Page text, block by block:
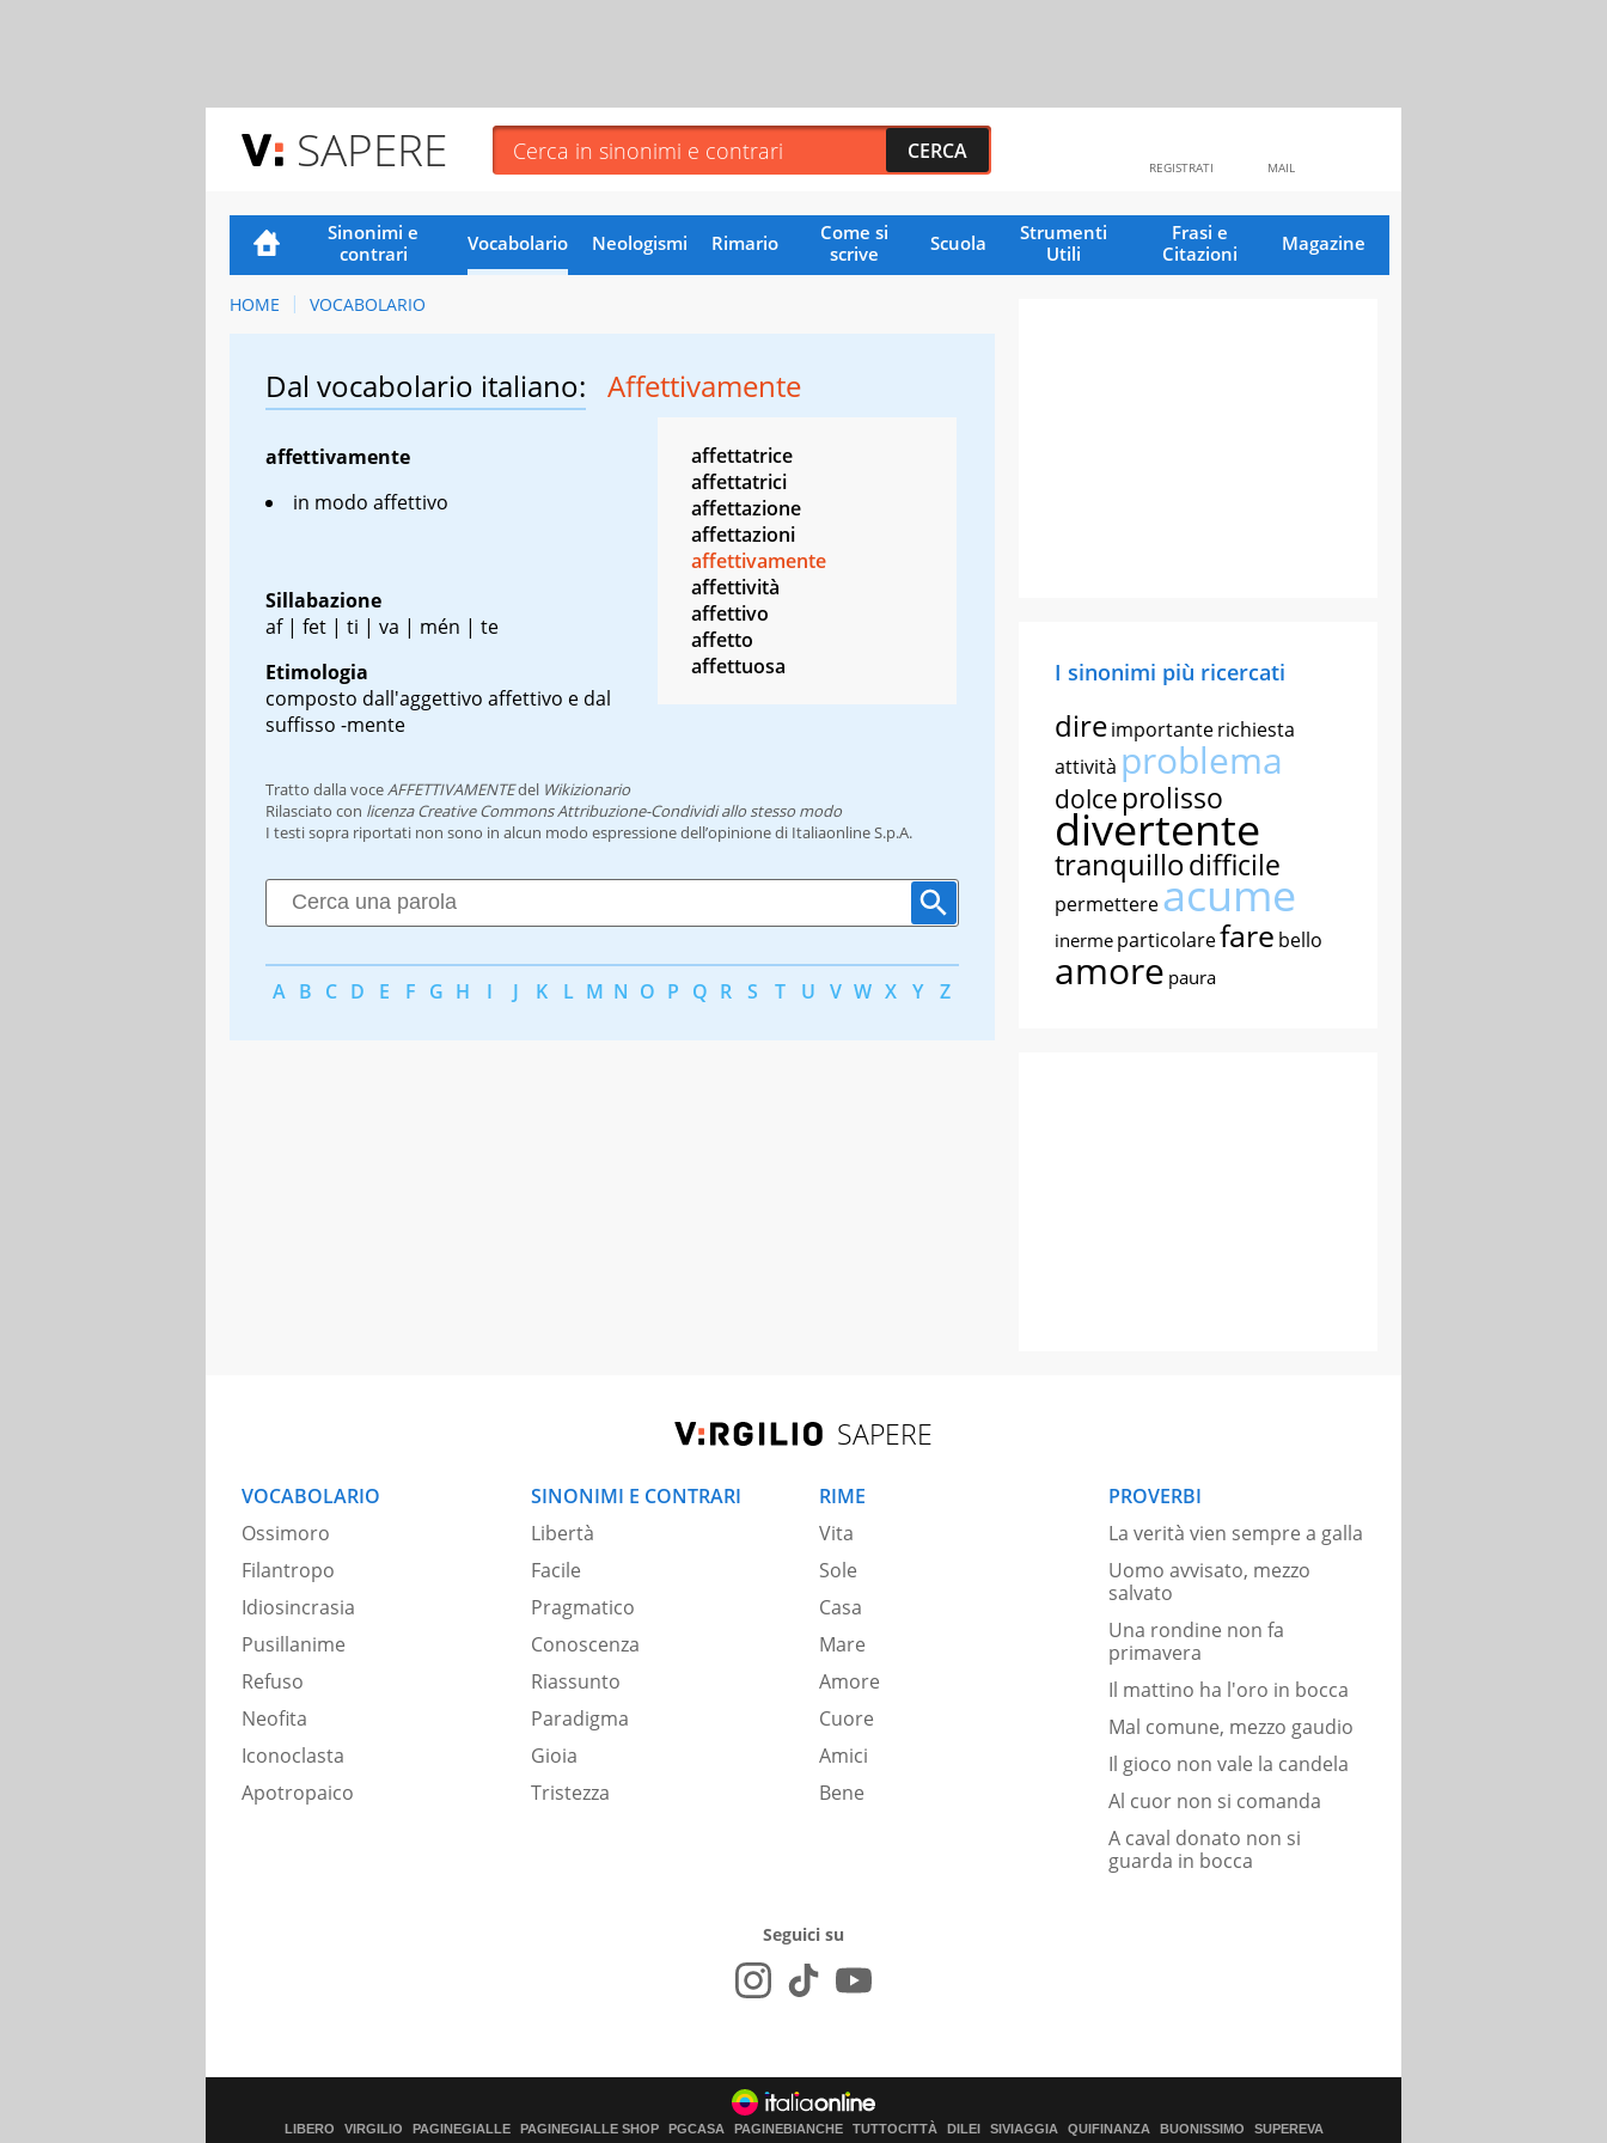
SAPERE MAIL
REGISTRATI
Sinonimi e
contrari
Vocabolario Neologismi Rimario
Come si
scrive
Scuola
Strumenti
Utili
Frasi e
Citazioni
Magazine
HOME VOCABOLARIO
Dal vocabolario italiano: Affettivamente
affettivamente
in modo affettivo
Sillabazione
af | fet | ti | va | mén | te
Etimologia
composto dall'aggettivo affettivo e dal
suffisso -mente
affettatrice
affettatrici
affettazione
affettazioni
affettivamente
affettività
affettivo
affetto
affettuosa
Tratto dalla voce AFFETTIVAMENTEdel Wikizionario
Rilasciato con licenza Creative Commons Attribuzione-Condividi allo stesso modo
I testi sopra riportati non sono in alcun modo espressione dell’opinione di Italiaonline S.p.A.
A B C D E F G H I J K L M N O P Q R S T U V W X Y Z
I sinonimi più ricercati
direimportanterichiesta
attività problema
dolce prolisso
divertente
tranquillodifficile
permettereacume
inerme particolarefare bello
amore paura
SAPERE
VOCABOLARIO
Ossimoro
Filantropo
Idiosincrasia
Pusillanime
Refuso
Neofita
Iconoclasta
Apotropaico
SINONIMI E CONTRARI
Libertà
Facile
Pragmatico
Conoscenza
Riassunto
Paradigma
Gioia
Tristezza
RIME
Vita
Sole
Casa
Mare
Amore
Cuore
Amici
Bene
PROVERBI
La verità vien sempre a galla
Uomo avvisato, mezzo
salvato
Una rondine non fa
primavera
Il mattino ha l'oro in bocca
Mal comune, mezzo gaudio
Il gioco non vale la candela
Al cuor non si comanda
A caval donato non si
guarda in bocca
Seguici su
LIBERO VIRGILIO PAGINEGIALLE PAGINEGIALLE SHOP PGCASA PAGINEBIANCHE TUTTOCITTÀ DILEI SIVIAGGIA QUIFINANZA BUONISSIMO SUPEREVA